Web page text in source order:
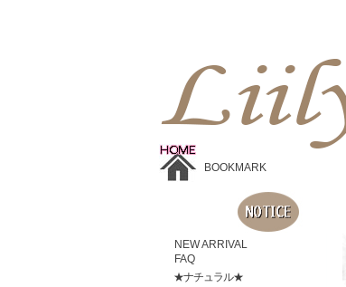
BOOKMARK
NEW ARRIVAL
FAQ
★ナチュラル★